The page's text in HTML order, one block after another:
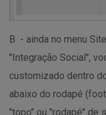
B - ainda no menu
"Integração Social",
customizado dentro
abaixo do rodapé
"topo" ou "rodapé" de